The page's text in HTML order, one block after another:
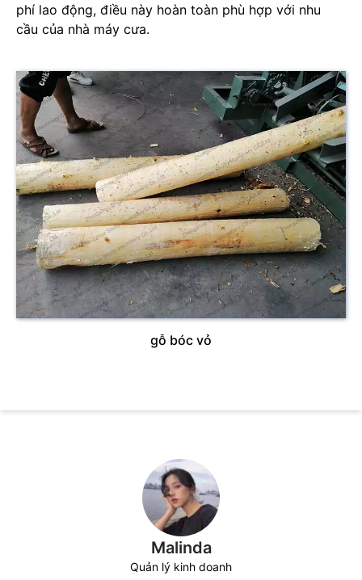
Malinda
Quản lý kinh doanh
phí lao động, điều này hoàn toàn phù hợp với nhu
cầu của nhà máy cưa.
gỗ bóc vỏ